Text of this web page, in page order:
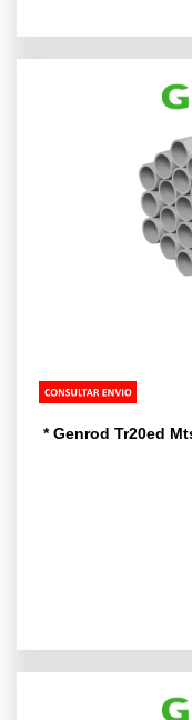
* Genrod Tr20ed